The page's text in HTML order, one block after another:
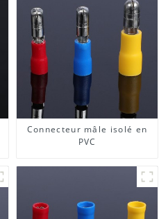
Connecteur mâle isolé en
PVC